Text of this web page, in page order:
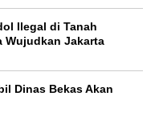
Ilegal di Tanah
Wujudkan Jakarta
Dinas Bekas Akan